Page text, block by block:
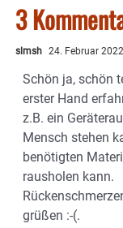
3
slmsh 24. Februar
Schön ja, schön
erster Hand
z.B. ein
Mensch stehen
benötigten
rausholen kann.
grüßen :-(.